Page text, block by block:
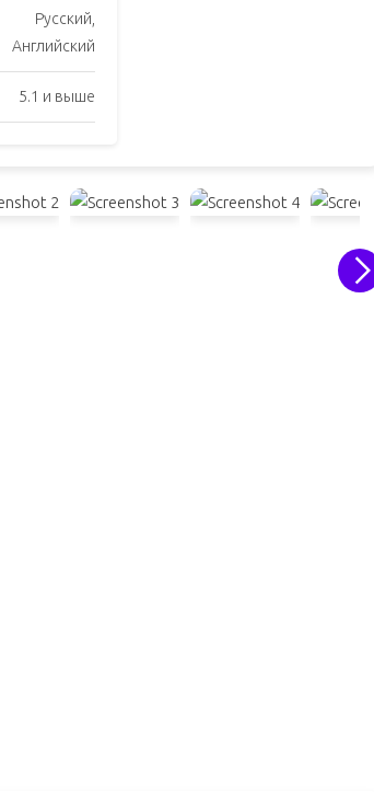
Русский,
Английский
5.1 и выше